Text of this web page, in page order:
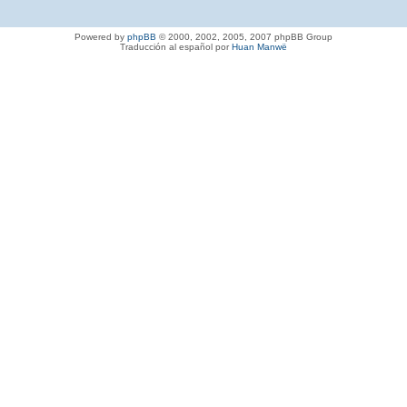
Powered by phpBB © 2000, 2002, 2005, 2007 phpBB Group
Traducción al español porHuan Manwë